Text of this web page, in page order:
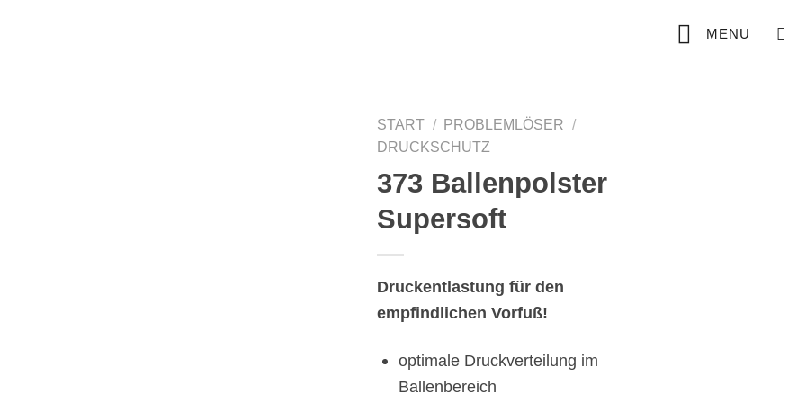
MENU
START / PROBLEMLÖSER /
DRUCKSCHUTZ
373 Ballenpolster
Supersoft
Druckentlastung für den
empfindlichen Vorfuß!
optimale Druckverteilung im
Ballenbereich